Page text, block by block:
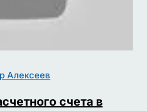
Алексеев
счета в